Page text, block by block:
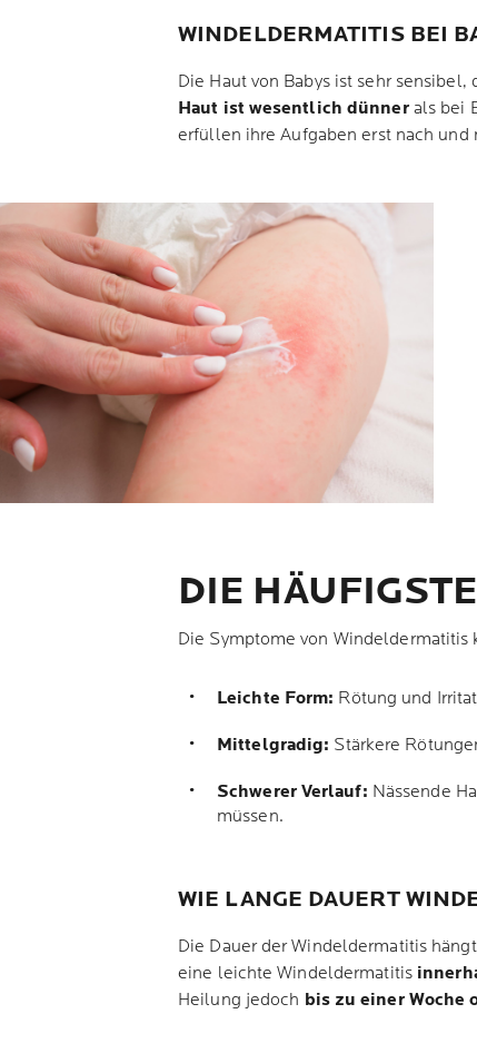
WINDELDERMATITIS BEI
Die Haut von Babys ist sehr
Haut ist wesentlich dünnerals bei
erfüllen ihre Aufgaben erst nach und
DIE
Die Symptome von Windeldermatitis
Leichte Form: Rötung und
Mittelgradig: Stärkere
Schwerer Verlauf: Nässende
müssen.
WIE LANGE DAUERT
Die Dauer der Windeldermatitis
eine leichte Windeldermatitis
Heilung jedoch bis zu einer Woche